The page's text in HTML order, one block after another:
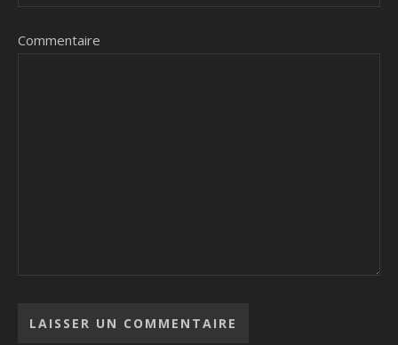
Commentaire